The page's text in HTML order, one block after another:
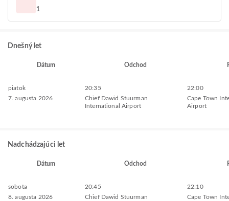
1
Dnešný let
Dátum Odchod
piatok
7. augusta 2026
20:35
Chief Dawid Stuurman
International Airport
22:00
Cape Town
Airport
Nadchádzajúci let
Dátum Odchod
sobota
8. augusta 2026
20:45
Chief Dawid Stuurman
22:10
Cape Town